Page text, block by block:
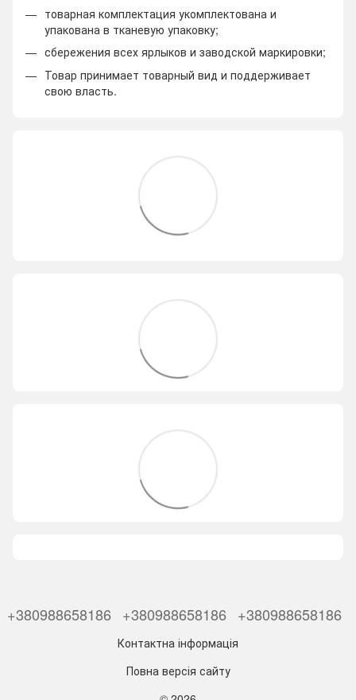
товарная комплектация укомплектована и
упакована в тканевую упаковку;
сбережения всех ярлыков и заводской маркировки;
Товар принимает товарный вид и поддерживает
свою власть.
+380988658186 +380988658186 +380988658186
Контактна інформація
Повна версія сайту